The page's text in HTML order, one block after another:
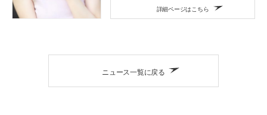
詳細ページはこちら
ニュース一覧に戻る